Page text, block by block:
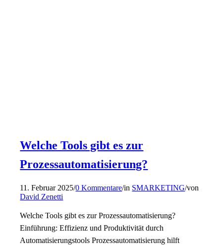
Welche Tools gibt es zur
Prozessautomatisierung?
11. Februar 2025/0 Kommentare/in SMARKETING/von
David Zenetti
Welche Tools gibt es zur Prozessautomatisierung?
Einführung: Effizienz und Produktivität durch
Automatisierungstools Prozessautomatisierung hilft